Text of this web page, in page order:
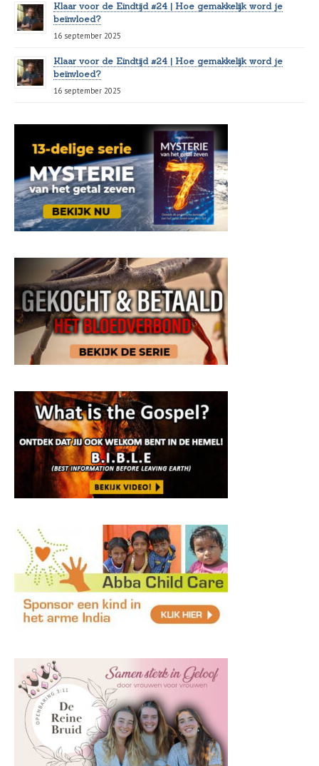
Klaar voor de Eindtijd #24 | Hoe gemakkelijk word je
beïnvloed?
16 september 2025
Klaar voor de Eindtijd #24 | Hoe gemakkelijk word je
beïnvloed?
16 september 2025